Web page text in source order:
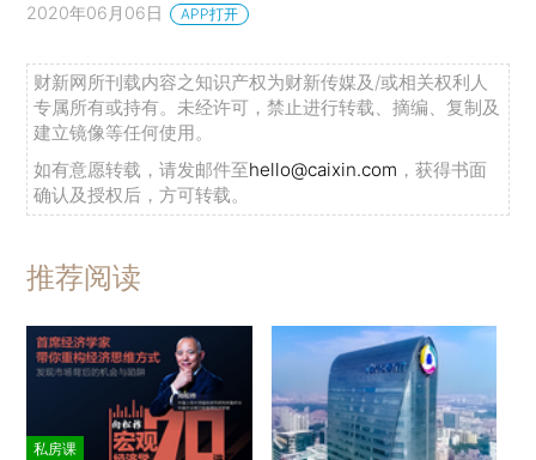
2020年06月06日 APP打开
财新网所刊载内容之知识产权为财新传媒及/或相关权利人
专属所有或持有。未经许可，禁止进行转载、摘编、复制及
建立镜像等任何使用。
如有意愿转载，请发邮件至hello@caixin.com ，获得书面
确认及授权后，方可转载。
推荐阅读
私房课